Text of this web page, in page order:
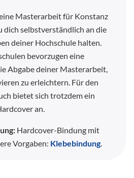
Masterarbeit für Konstanz
dich selbstverständlich an die
deiner Hochschule halten.
bevorzugen eine
Abgabe deiner Masterarbeit,
zu erleichtern. Für den
bietet sich trotzdem ein
an.
Hardcover-Bindung mit
Vorgaben: Klebebindung.